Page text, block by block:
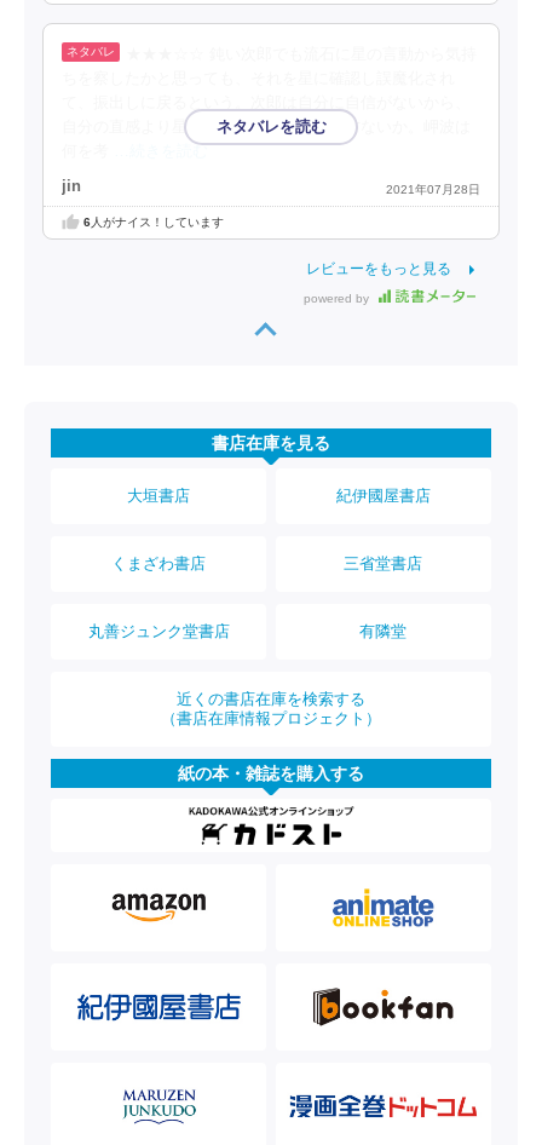
自分の直感より星の言葉を信じるのは仕方ないか。岬波は
…続きを読む
jin 2021年07月28日
6人がナイス！しています
レビューをもっと見る
powered by
書店在庫を見る
大垣書店 紀伊國屋書店
くまざわ書店 三省堂書店
丸善ジュンク堂書店 有隣堂
近くの書店在庫を検索する
（書店在庫情報プロジェクト）
紙の本・雑誌を購入する